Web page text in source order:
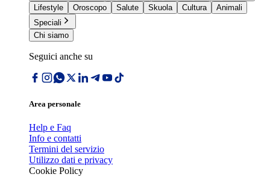
Lifestyle
Oroscopo Salute Skuola Cultura
Animali
Speciali
Chi siamo
Seguici anche su
Area personale
Help e Faq
Info e contatti
Termini del servizio
Utilizzo dati e privacy
Cookie Policy